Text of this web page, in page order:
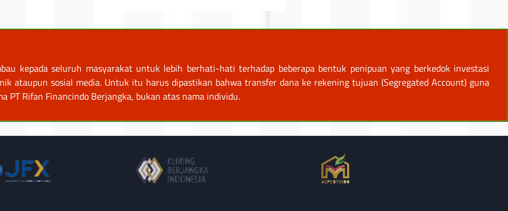
kepada seluruh masyarakat untuk lebih berhati-hati terhadap beberapa bentuk penipuan yang berkedok investasi
ataupun sosial media. Untuk itu harus dipastikan bahwa transfer dana ke rekening tujuan (Segregated Account) guna
PT Rifan Financindo Berjangka, bukan atas nama individu.